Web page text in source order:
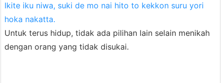
Ikite iku niwa, suki de mo nai hito to kekkon suru yori
hoka nakatta.
Untuk terus hidup, tidak ada pilihan lain selain menikah
dengan orang yang tidak disukai.